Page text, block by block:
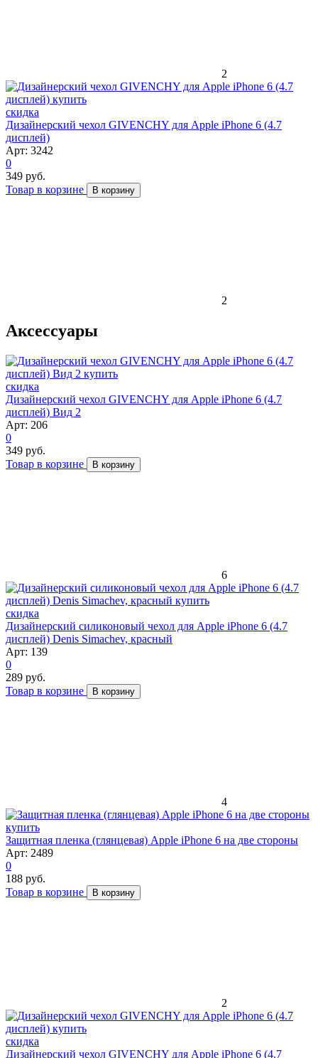
2
скидка
Дизайнерский чехол GIVENCHY для Apple iPhone 6 (4.7
дисплей)
Арт: 3242
0
349 руб.
Товар в корзине
В корзину
2
Аксессуары
скидка
Дизайнерский чехол GIVENCHY для Apple iPhone 6 (4.7
дисплей) Вид 2
Арт: 206
0
349 руб.
Товар в корзине
В корзину
6
скидка
Дизайнерский силиконовый чехол для Apple iPhone 6 (4.7
дисплей) Denis Simachev, красный
Арт: 139
0
289 руб.
Товар в корзине
В корзину
4
Защитная пленка (глянцевая) Apple iPhone 6 на две стороны
Арт: 2489
0
188 руб.
Товар в корзине
В корзину
2
скидка
Дизайнерский чехол GIVENCHY для Apple iPhone 6 (4.7